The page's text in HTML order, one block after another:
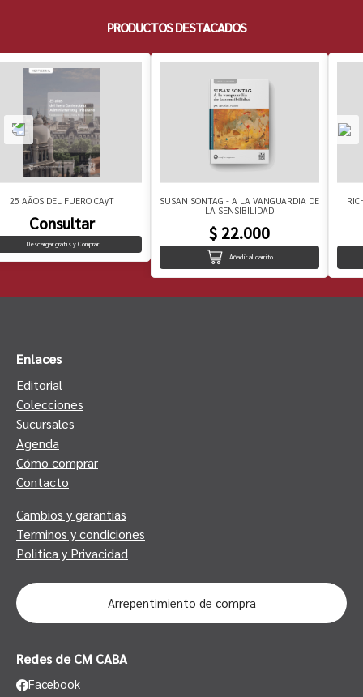
PRODUCTOS DESTACADOS
25 AÃOS DEL FUERO CAyT
Consultar
Descargar gratis y Comprar
SUSAN SONTAG - A LA VANGUARDIA DE
LA SENSIBILIDAD
$ 22.000
Añadir al carrito
Enlaces
Editorial
Colecciones
Sucursales
Agenda
Cómo comprar
Contacto
Cambios y garantias
Terminos y condiciones
Politica y Privacidad
Arrepentimiento de compra
Redes de CM CABA
Facebook